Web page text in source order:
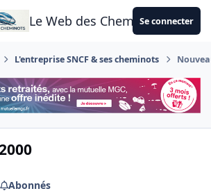
Le Web des CheminotsSe connecter
L'entreprise SNCF & ses cheminots
Abonnés